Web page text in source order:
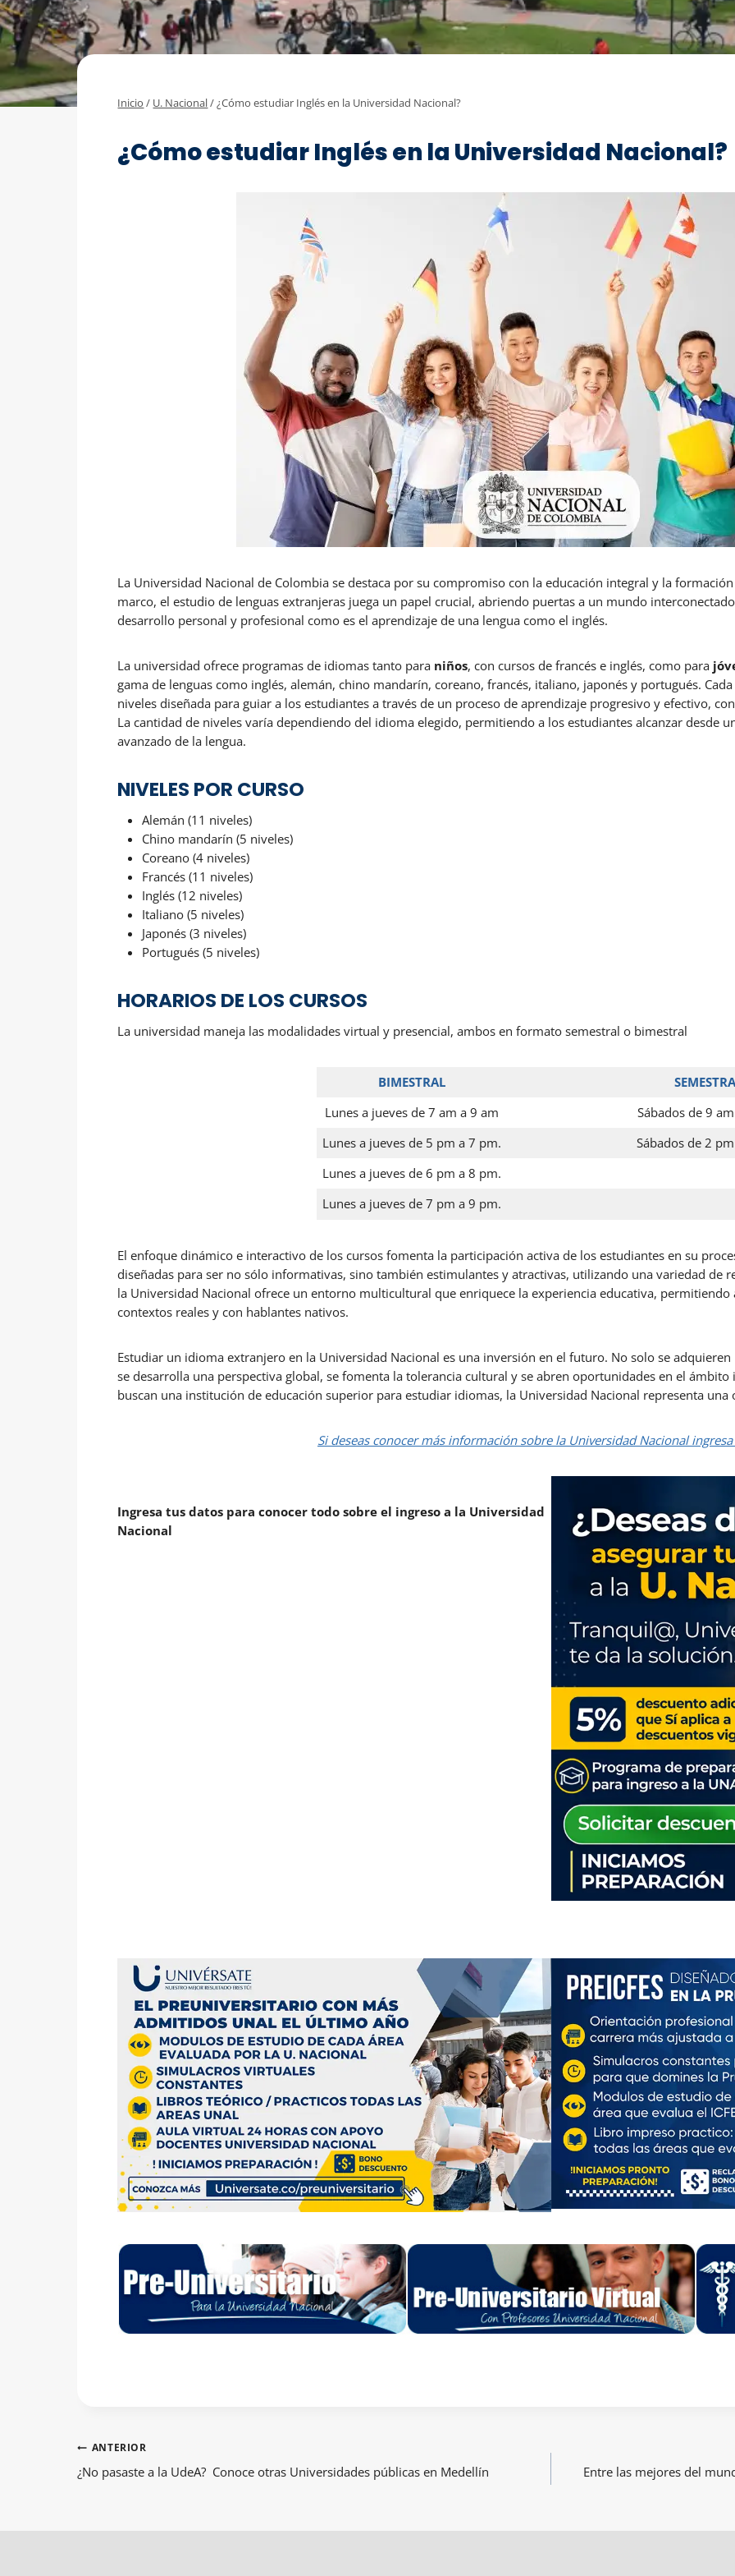
Inicio / U. Nacional/ ¿Cómo estudiar Inglés en la Universidad Nacional?
¿Cómo estudiar Inglés en la Universidad Nacional?
La Universidad Nacional de Colombia se destaca por su compromiso con la educación integral y la
marco, el estudio de lenguas extranjeras juega un papel crucial, abriendo puertas a un mundo
desarrollo personal y profesional como es el aprendizaje de una lengua como el inglés.
La universidad ofrece programas de idiomas tanto para niños, con cursos de francés e inglés, como para
gama de lenguas como inglés, alemán, chino mandarín, coreano, francés, italiano, japonés y portugués.
niveles diseñada para guiar a los estudiantes a través de un proceso de aprendizaje progresivo y efectivo,
La cantidad de niveles varía dependiendo del idioma elegido, permitiendo a los estudiantes alcanzar desde
avanzado de la lengua.
NIVELES POR CURSO
Alemán (11 niveles)
Chino mandarín (5 niveles)
Coreano (4 niveles)
Francés (11 niveles)
Inglés (12 niveles)
Italiano (5 niveles)
Japonés (3 niveles)
Portugués (5 niveles)
HORARIOS DE LOS CURSOS
La universidad maneja las modalidades virtual y presencial, ambos en formato semestral o bimestral
BIMESTRAL
Lunes a jueves de 7 am a 9 am
Sábados de 9
Lunes a jueves de 5 pm a 7 pm.
Sábados de 2
Lunes a jueves de 6 pm a 8 pm.
Lunes a jueves de 7 pm a 9 pm.
El enfoque dinámico e interactivo de los cursos fomenta la participación activa de los estudiantes en su
diseñadas para ser no sólo informativas, sino también estimulantes y atractivas, utilizando una variedad de
la Universidad Nacional ofrece un entorno multicultural que enriquece la experiencia educativa,
contextos reales y con hablantes nativos.
Estudiar un idioma extranjero en la Universidad Nacional es una inversión en el futuro. No solo se
se desarrolla una perspectiva global, se fomenta la tolerancia cultural y se abren oportunidades en el
buscan una institución de educación superior para estudiar idiomas, la Universidad Nacional representa
Si deseas conocer más información sobre la Universidad Nacional
Ingresa tus datos para conocer todo sobre el ingreso a la Universidad
Nacional
Navegación
de
ANTERIOR
¿No pasaste a la UdeA? Conoce otras Universidades públicas en Medellín Entre las mejores del